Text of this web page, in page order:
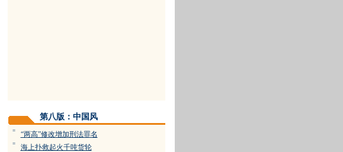
第八版：中国风
= “两高”修改增加刑法罪名
= 海上扑救起火千吨货轮